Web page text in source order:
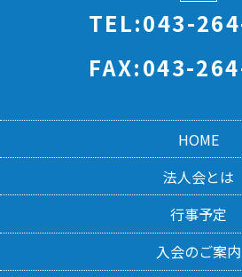
TEL:043-
FAX:043-
HOME
法人会とは
行事予定
入会のご案内